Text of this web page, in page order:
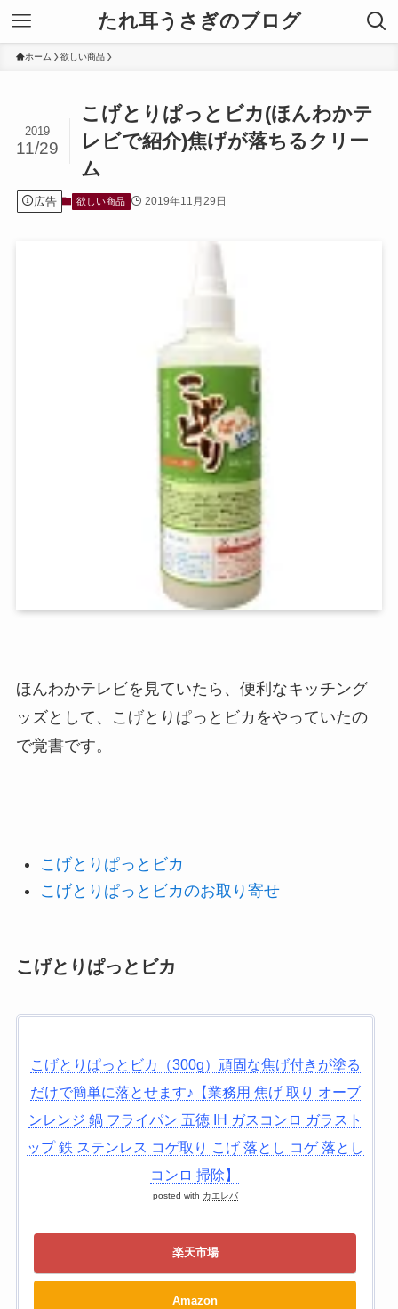
たれ耳うさぎのブログ
ホーム 欲しい商品
こげとりぱっとビカ(ほんわかテ
レビで紹介)焦げが落ちるクリー
ム
2019
11/29
広告 欲しい商品 2019年11月29日
ほんわかテレビを見ていたら、便利なキッチング
ッズとして、こげとりぱっとビカをやっていたの
で覚書です。
こげとりぱっとビカ
こげとりぱっとビカのお取り寄せ
こげとりぱっとビカ
こげとりぱっとビカ（300g）頑固な焦げ付きが塗る
だけで簡単に落とせます♪【業務用 焦げ 取り オーブ
ンレンジ 鍋 フライパン 五徳 IH ガスコンロ ガラスト
ップ 鉄 ステンレス コゲ取り こげ 落とし コゲ 落とし
コンロ 掃除】
posted with カエレバ
楽天市場
Amazon